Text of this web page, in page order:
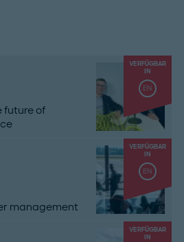
VERFÜGBAR
IN
EN
future of
VERFÜGBAR
IN
EN
management
VERFÜGBAR
IN